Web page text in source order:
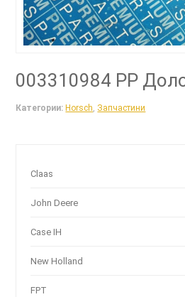
003310984 PP
Категории: Horsch, Запчастини
Claas
John Deere
Case IH
New Holland
FPT